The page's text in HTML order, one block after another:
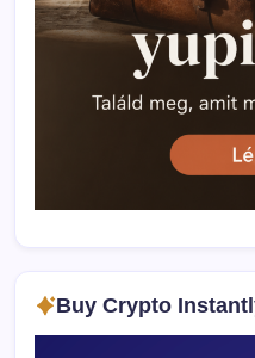
Buy Crypto